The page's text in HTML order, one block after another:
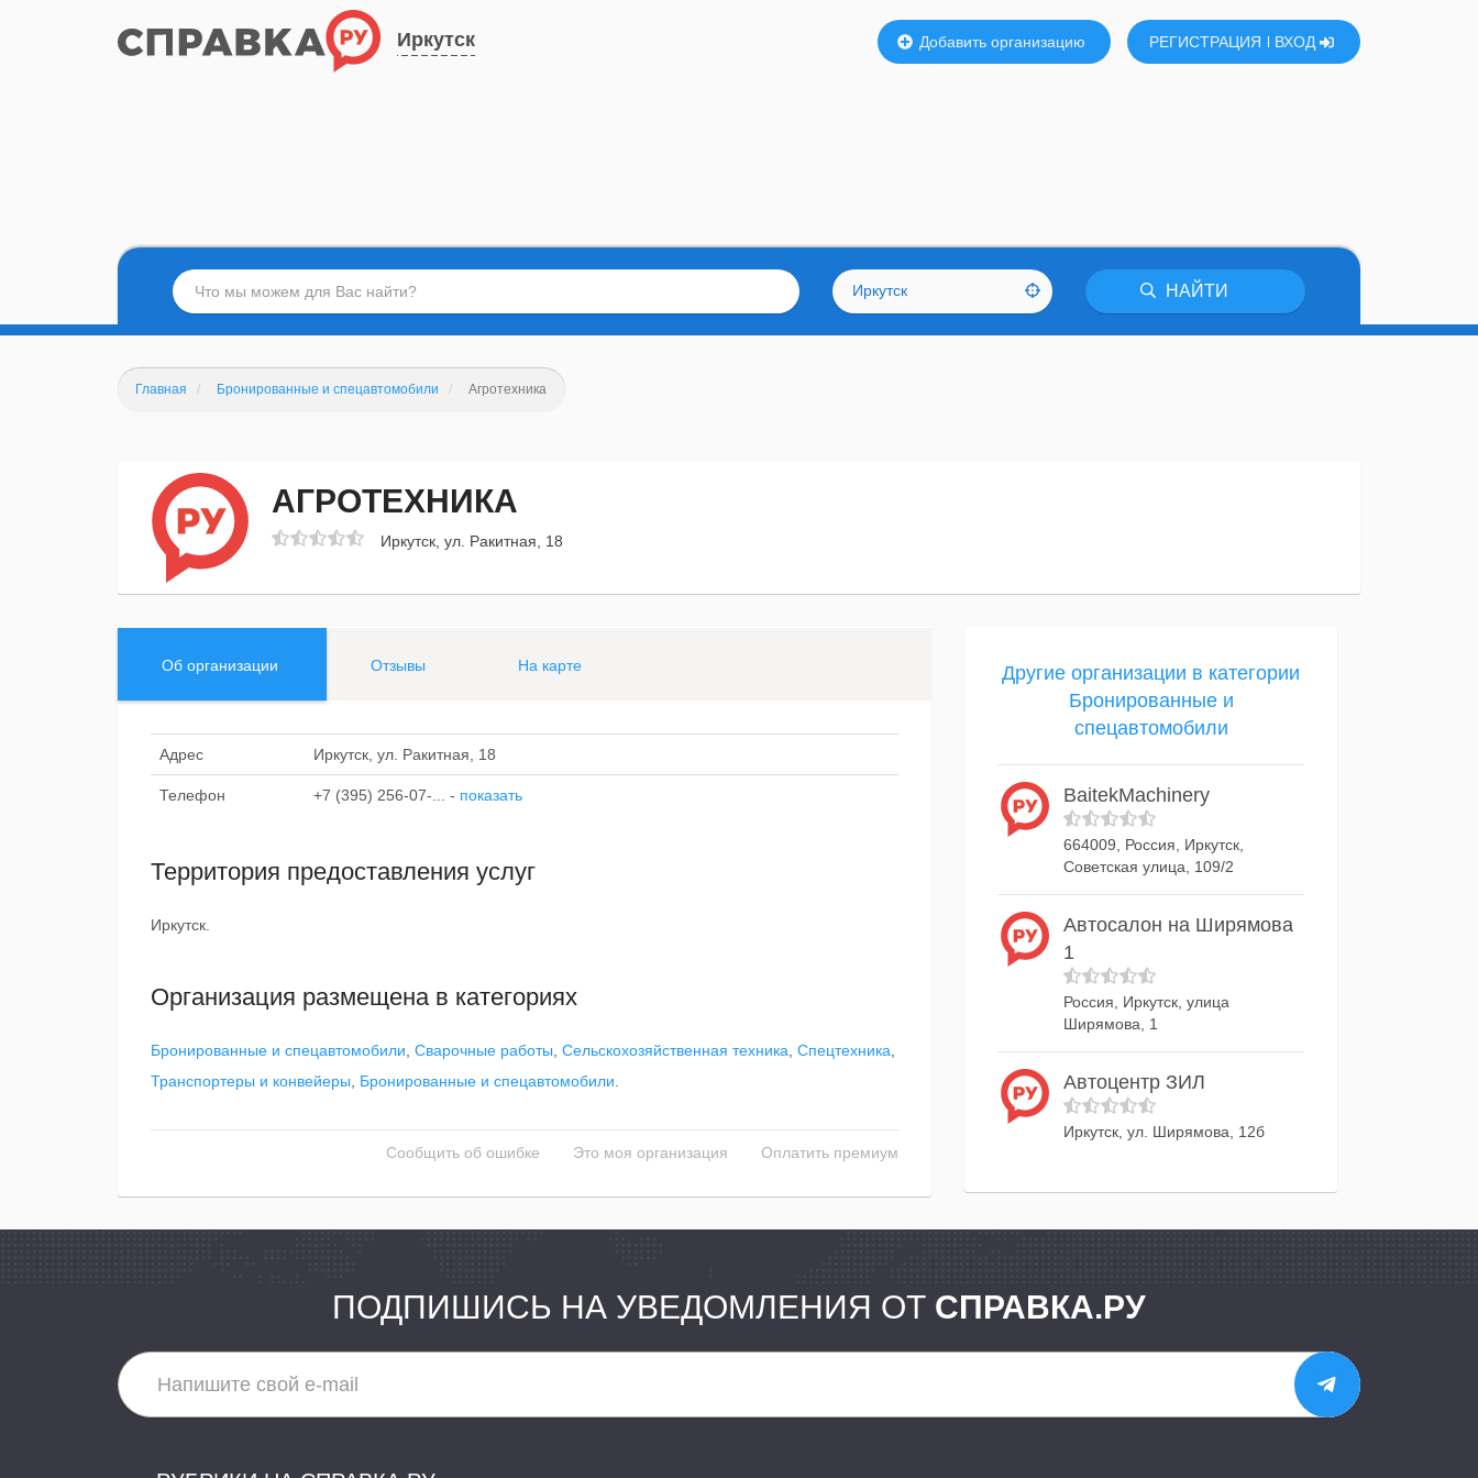
Иркутск Добавить организацию РЕГИСТРАЦИЯ ВХОД
Иркутск НАЙТИ
Главная Бронированные и спецавтомобили Агротехника
АГРОТЕХНИКА
Иркутск, ул. Ракитная, 18
Об организации Отзывы На карте
Адрес Иркутск, ул. Ракитная, 18
Телефон +7 (395) 256-07-... - показать
Территория предоставления услуг
Иркутск.
Организация размещена в категориях
Бронированные и спецавтомобили Сварочные работы Сельскохозяйственная техника Спецтехника
Транспортеры и конвейеры
Бронированные и спецавтомобили
Сообщить об ошибке Это моя организация Оплатить премиум
Другие организации в категории
Бронированные и
спецавтомобили
BaitekMachinery
664009, Россия, Иркутск,
Советская улица, 109/2
Автосалон на Ширямова
1
Россия, Иркутск, улица
Ширямова, 1
Автоцентр ЗИЛ
Иркутск, ул. Ширямова, 12б
ПОДПИШИСЬ НА УВЕДОМЛЕНИЯ ОТ СПРАВКА.РУ